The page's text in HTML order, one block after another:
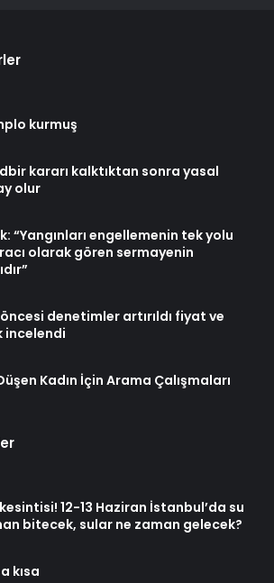
kurmuş
kararı kalktıktan sonra yasal
olur
“Yangınları engellemenin tek yolu
olarak gören sermayenin
denetimler artırıldı fiyat ve
incelendi
Kadın İçin Arama Çalışmaları
12-13 Haziran İstanbul’da su
bitecek, sular ne zaman gelecek?
kısa